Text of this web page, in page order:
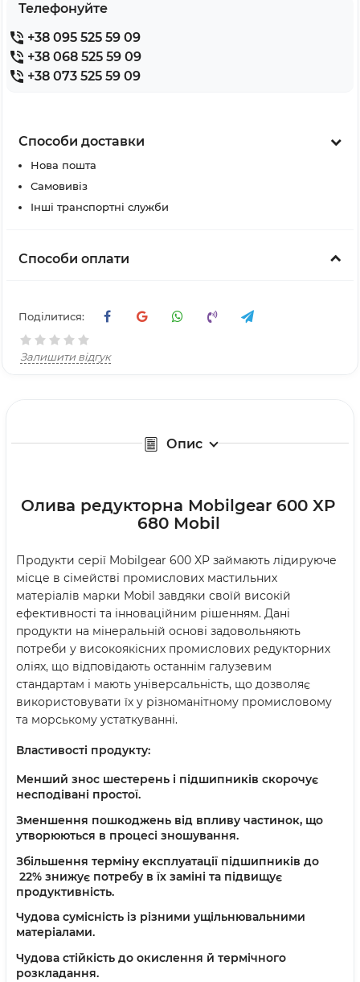
Телефонуйте
+38 095 525 59 09
+38 068 525 59 09
+38 073 525 59 09
Способи доставки
Нова пошта
Самовивіз
Інші транспортні служби
Способи оплати
Поділитися:
Залишити відгук
Опис
Олива редукторна Mobilgear 600 XP
680 Mobil
Продукти серії Mobilgear 600 XP займають лідируюче
місце в сімействі промислових мастильних
матеріалів марки Mobil завдяки своїй високій
ефективності та інноваційним рішенням. Дані
продукти на мінеральній основі задовольняють
потреби у високоякісних промислових редукторних
оліях, що відповідають останнім галузевим
стандартам і мають універсальність, що дозволяє
використовувати їх у різноманітному промисловому
та морському устаткуванні.
Властивості продукту:
Менший знос шестерень і підшипників скорочує
несподівані простої.
Зменшення пошкоджень від впливу частинок, що
утворюються в процесі зношування.
Збільшення терміну експлуатації підшипників до
22% знижує потребу в їх заміні та підвищує
продуктивність.
Чудова сумісність із різними ущільнювальними
матеріалами.
Чудова стійкість до окислення й термічного
розкладання.